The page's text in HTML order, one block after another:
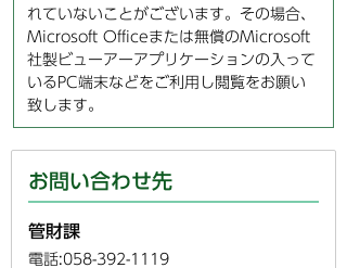
れていないことがございます。その場合、
Microsoft Officeまたは無償のMicrosoft
社製ビューアーアプリケーションの入って
いるPC端末などをご利用し閲覧をお願い
致します。
お問い合わせ先
管財課
電話:058-392-1119